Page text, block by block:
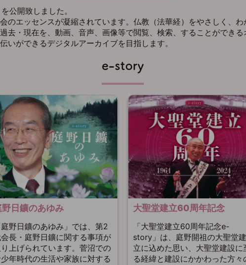
公開致しました。
のエッセンスが凝縮されています。仏教（法華経）をやさしく、
去・現在を、動画、音声、画像等で閲覧、検索、することができ
ができるデジタルアーカイブを目指します。
e-story
野日鑛のあゆみ
庭野日鑛のあゆみ」では、第2
長・庭野日鑛に関する事項が
上げられています。菅沼での
年時代の生活や家族に対する
大聖堂建立60周年記念
「大聖堂建立60周年記念e-
story」は、庭野開祖の大聖堂建
立に込めた思い、大聖堂建設に
る経緯と建設にかかわった方々